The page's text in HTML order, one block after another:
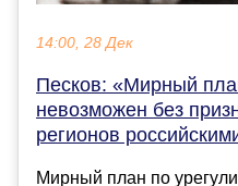
14:00, 28 Дек
Песков: «Мирный
невозможен без
регионов
Мирный план по